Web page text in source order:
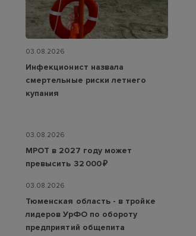
03.08.2026
Инфекционист назвала
смертельные риски летнего
купания
03.08.2026
МРОТ в 2027 году может
превысить 32 000 ₽
03.08.2026
Тюменская область - в тройке
лидеров УрФО по обороту
предприятий общепита